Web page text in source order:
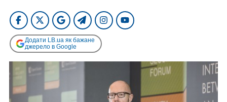
Додати LB.ua як бажане
джерело в Google